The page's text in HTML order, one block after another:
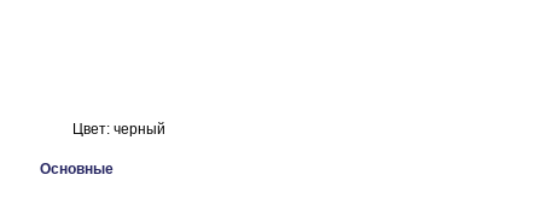
Цвет: черный
Основные